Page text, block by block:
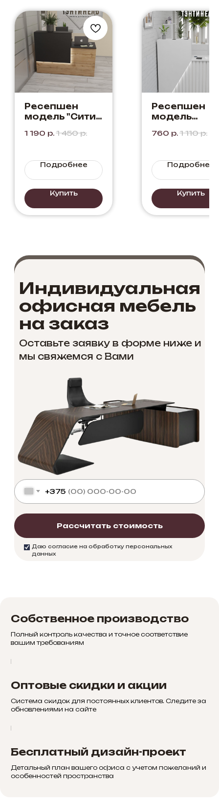
Ресепшен
модель "Сити"
Вотан+Черный
1 190 р. 1 450 р.
Подробнее
Купить
Ресепшен
модель
Белый +
760 р. 1 110 р.
Подробнее
Купить
Оставьте заявку в форме ниже и
мы свяжемся с Вами
Даю согласие на обработку персональных
данных
+375
Рассчитать стоимость
Индивидуальная
офисная мебель
на заказ
Собственное производство
Полный контроль качества и точное соответствие
вашим требованиям
Оптовые скидки и акции
Система скидок для постоянных клиентов. Следите за
обновлениями на сайте
Бесплатный дизайн-проект
Детальный план вашего офиса с учетом пожеланий и
особенностей пространства